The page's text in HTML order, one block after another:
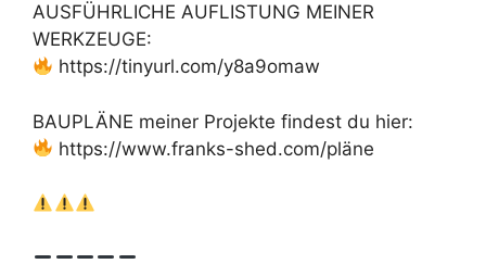
AUSFÜHRLICHE AUFLISTUNG MEINER
WERKZEUGE:
https://tinyurl.com/y8a9omaw
BAUPLÄNE meiner Projekte findest du hier:
https://www.franks-shed.com/pläne